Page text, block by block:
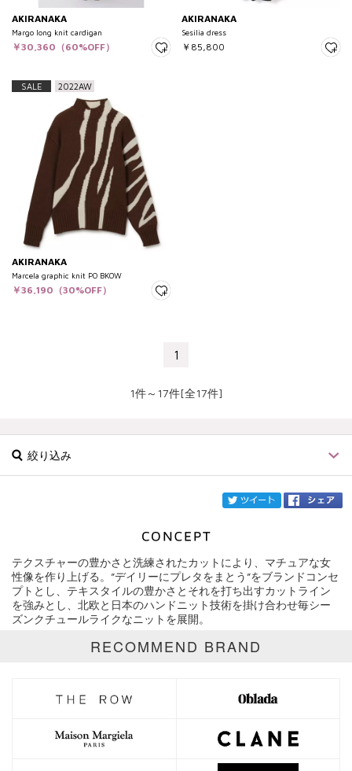
AKIRANAKA
Margo long knit cardigan
￥30,360（60%OFF）
AKIRANAKA
Sesilia dress
￥85,800
SALE 2022AW
AKIRANAKA
Marcela graphic knit PO BKOW
￥36,190（30%OFF）
1
1件～17件[全17件]
絞り込み
ブランド AKIRANAKA
カテゴリ
テクスチャーの豊かさと洗練されたカットにより、マチュアな女
性像を作り上げる。”デイリーにプレタをまとう”をブランドコンセ
プトとし、テキスタイルの豊かさとそれを打ち出すカットライン
を強みとし、北欧と日本のハンドニット技術を掛け合わせ毎シー
ズンクチュールライクなニットを展開。
RECOMMEND BRAND